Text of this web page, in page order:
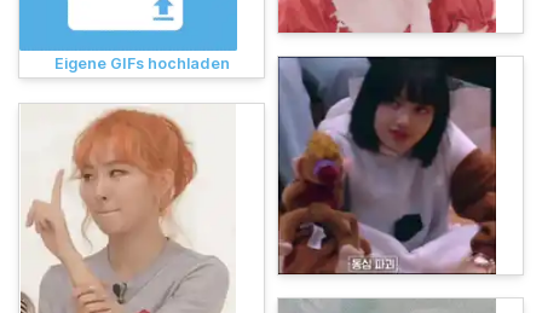
Eigene GIFs hochladen